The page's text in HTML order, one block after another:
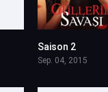
Saison 2
Sep. 04, 2015